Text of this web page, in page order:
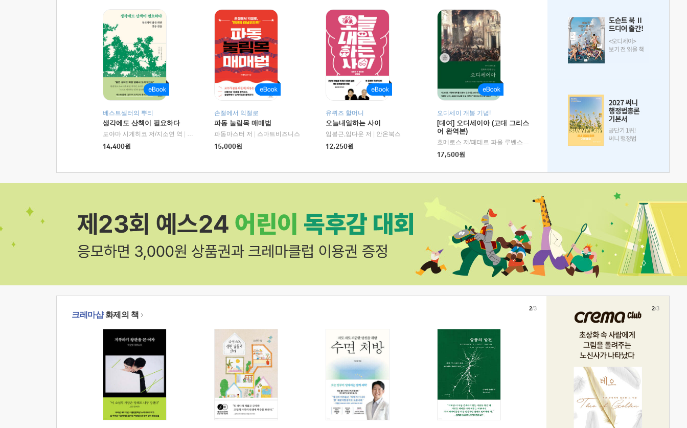
베스트셀러의 뿌리
생각에도 산책이 필요하다
도야마 시게히코 저/지소연 역
알에이치코리아(RHK)
14,400원
손절에서 익절로
파동 눌림목 매매법
파동마스터 저
스마트비즈니스
15,000원
유퀴즈 할머니
오늘내일하는 사이
임봉근,임다운 저
안온북스
12,250원
오디세이 개봉 기념!
[대여] 오디세이아 (고대 그리스
어 완역본)
호메로스 저/페테르 파울 루벤스 그림/박문재 역
현대지성
17,500원
크레마샵화제의 책
2/3 2/3